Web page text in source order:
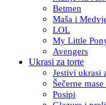
Betmen
Maša i
LOL
My Little
Avengers
Ukrasi za torte
Jestivi ukrasi
Šečerne
Posipi